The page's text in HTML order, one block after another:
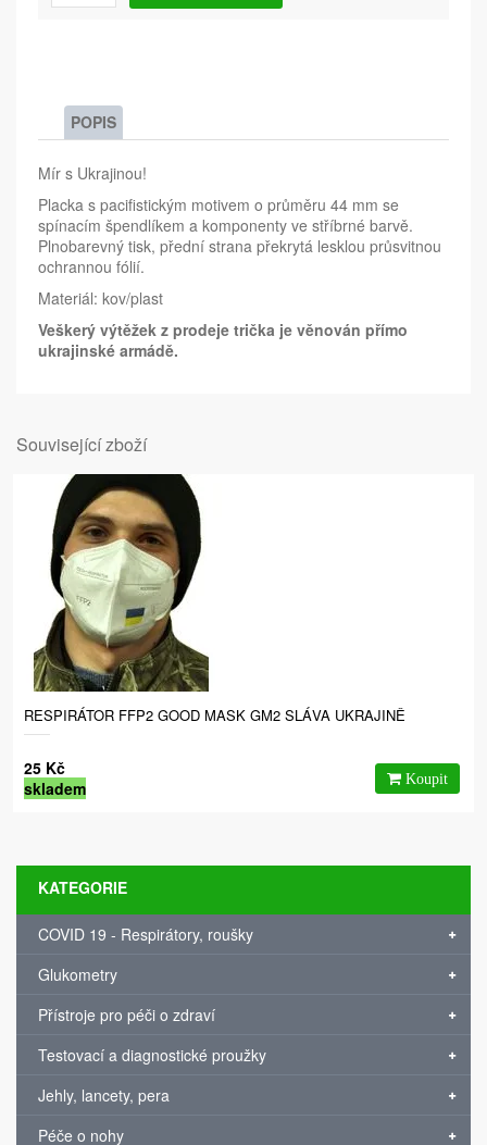
POPIS
Mír s Ukrajinou!
Placka s pacifistickým motivem o průměru 44 mm se
spínacím špendlíkem a komponenty ve stříbrné barvě.
Plnobarevný tisk, přední strana překrytá lesklou průsvitnou
ochrannou fólií.
Materiál: kov/plast
Veškerý výtěžek z prodeje trička je věnován přímo
ukrajinské armádě.
Související zboží
RESPIRÁTOR FFP2 GOOD MASK GM2 SLÁVA UKRAJINĚ
25 Kč
skladem
KATEGORIE
COVID 19 - Respirátory, roušky
Glukometry
Přístroje pro péči o zdraví
Testovací a diagnostické proužky
Jehly, lancety, pera
Péče o nohy